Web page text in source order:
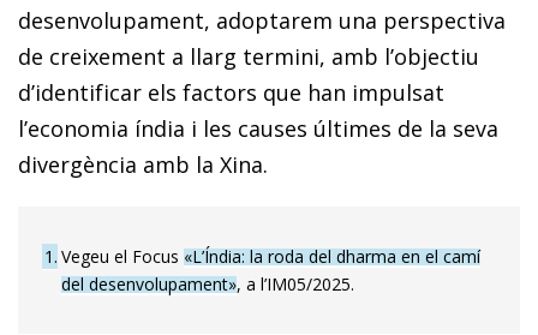
desenvolupament, adoptarem una perspectiva
de creixement a llarg termini, amb l’objectiu
d’identificar els factors que han impulsat
l’economia índia i les causes últimes de la seva
divergència amb la Xina.
1 Vegeu el Focus «L’Índia: la roda del dharma en el camí
del desenvolupament», a l’IM05/2025.